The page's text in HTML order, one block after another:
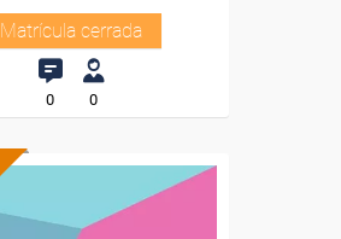
Matrícula cerrada
0 0